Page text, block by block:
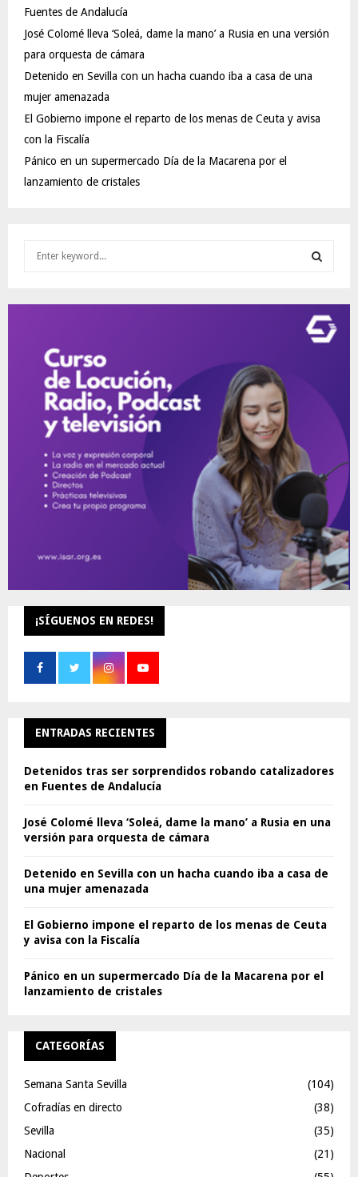
Fuentes de Andalucía
José Colomé lleva ‘Soleá, dame la mano’ a Rusia en una versión
para orquesta de cámara
Detenido en Sevilla con un hacha cuando iba a casa de una
mujer amenazada
El Gobierno impone el reparto de los menas de Ceuta y avisa
con la Fiscalía
Pánico en un supermercado Día de la Macarena por el
lanzamiento de cristales
E
¡SÍGUENOS EN REDES!
ENTRADAS RECIENTES
Detenidos tras ser sorprendidos robando catalizadores
en Fuentes de Andalucía
José Colomé lleva ‘Soleá, dame la mano’ a Rusia en una
versión para orquesta de cámara
Detenido en Sevilla con un hacha cuando iba a casa de
una mujer amenazada
El Gobierno impone el reparto de los menas de Ceuta
y avisa con la Fiscalía
Pánico en un supermercado Día de la Macarena por el
lanzamiento de cristales
CATEGORÍAS
Semana Santa Sevilla
(104)
Cofradías en directo
(38)
Sevilla
(35)
Nacional
(21)